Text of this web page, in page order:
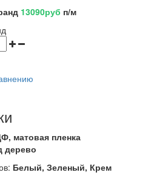
13090руб п/м
матовая пленка
дерево
Белый, Зеленый, Крем